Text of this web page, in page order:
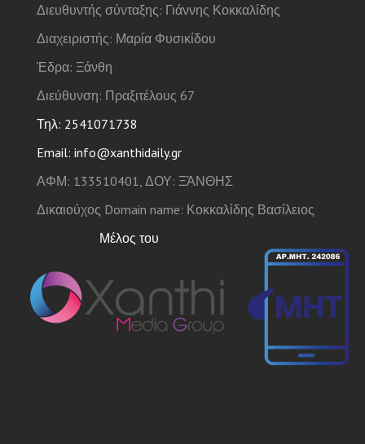
Διευθυντής σύνταξης: Γιάννης Κοκκαλίδης
Διαχειριστής: Μαρία Φυσικίδου
Έδρα: Ξάνθη
Διεύθυνση: Πραξιτέλους 67
Τηλ: 2541071738
Email: info@xanthidaily.gr
ΑΦΜ: 133510401, ΔΟΥ: ΞΆΝΘΗΣ
Δικαιούχος Domain name: Κοκκαλίδης Βασίλειος
Μέλος του